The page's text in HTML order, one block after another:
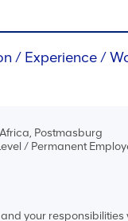
/ Experience /
Postmasburg
/ Permanent
your responsibilities